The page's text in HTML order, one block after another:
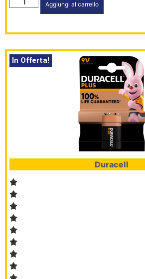
Aggiungi al carrello
In Offerta!
Duracell